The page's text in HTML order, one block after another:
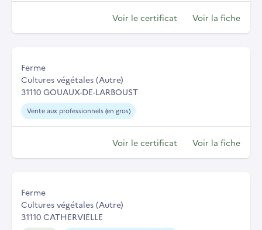
Voir le certificat Voir la fiche
Ferme
Cultures végétales (Autre)
31110 GOUAUX-DE-LARBOUST
Vente aux professionnels (en gros)
Voir le certificat Voir la fiche
Ferme
Cultures végétales (Autre)
31110 CATHERVIELLE